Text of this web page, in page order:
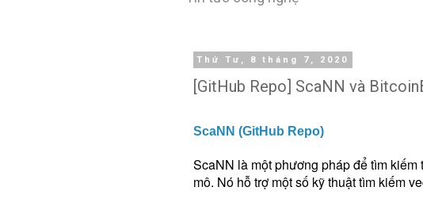
Thứ Tư, 8 tháng 7, 2020
[GitHub Repo] ScaNN và
ScaNN (GitHub Repo)
ScaNN là một phương pháp để tìm
mô. Nó hỗ trợ một số kỹ thuật tìm kiếm